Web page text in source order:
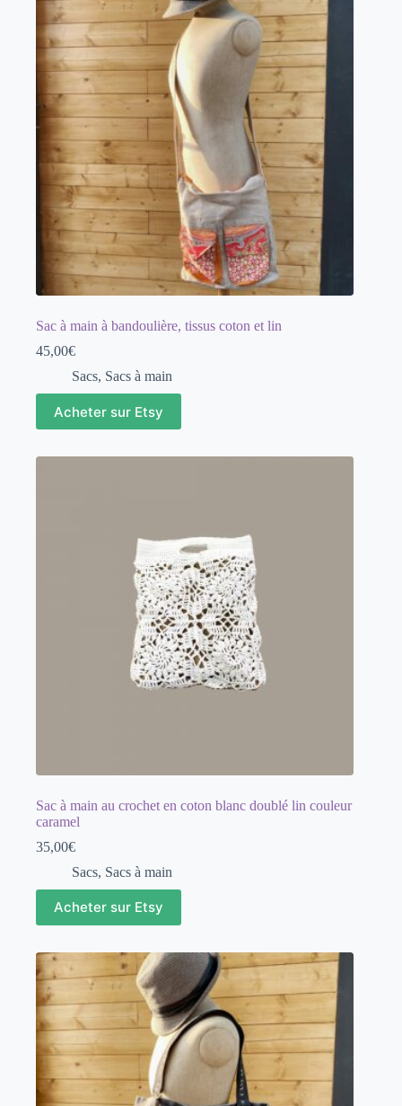
Sac à main à bandoulière, tissus coton et lin
45,00€
Sacs, Sacs à main
Acheter sur Etsy
Sac à main au crochet en coton blanc doublé lin couleur
caramel
35,00€
Sacs, Sacs à main
Acheter sur Etsy